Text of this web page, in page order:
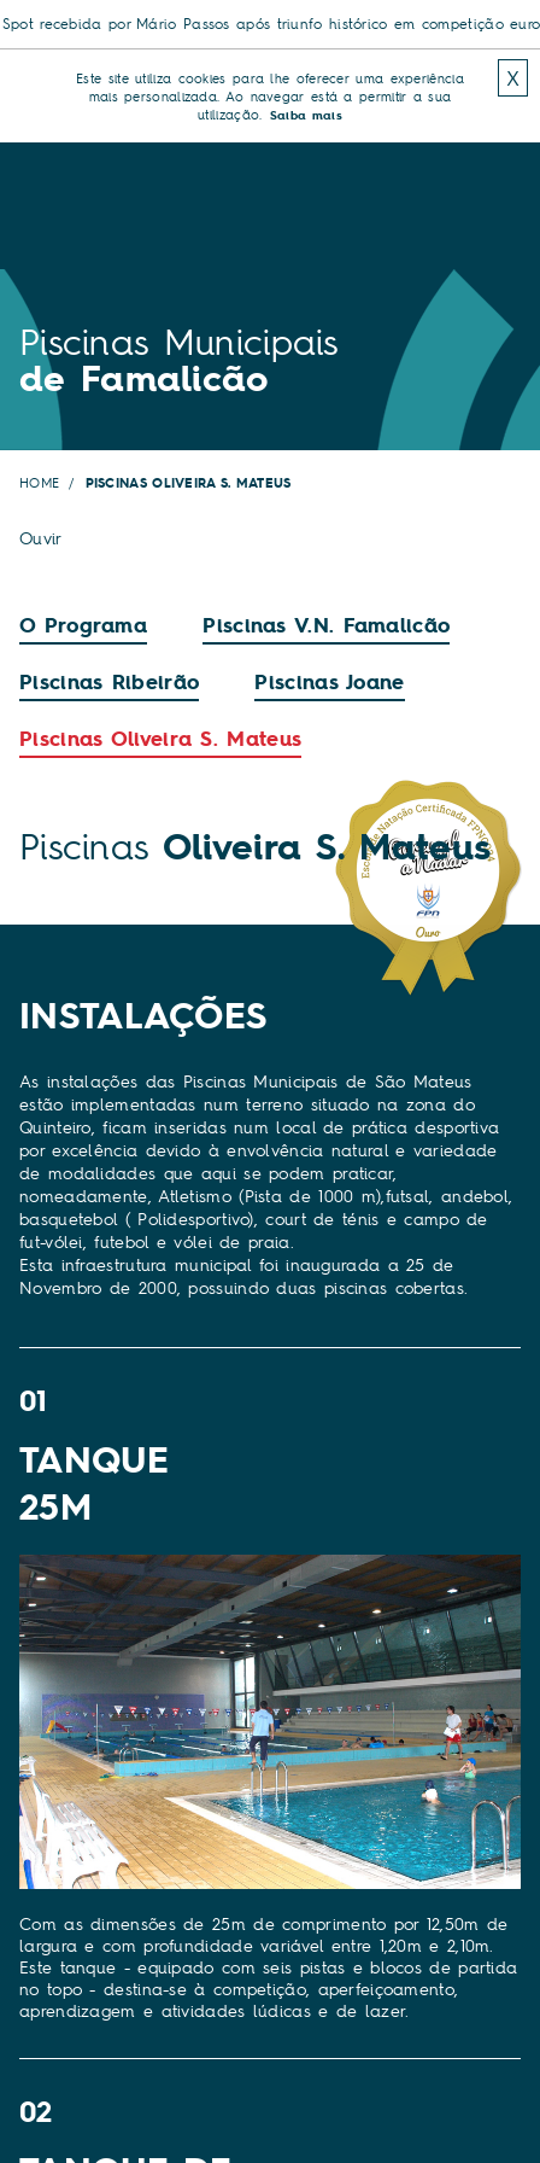
após triunfo histórico em competição europeia Novas piscinas
Este site utiliza cookies para lhe oferecer uma experiência
mais personalizada. Ao navegar está a permitir a sua
utilização. Saiba mais
X
Piscinas Municipais
de Famalicão
HOME PISCINAS OLIVEIRA S. MATEUS
Ouvir
O Programa
Piscinas V.N. Famalicão
Piscinas Ribeirão
Piscinas Joane
Piscinas Oliveira S. Mateus
Piscinas Oliveira S. Mateus
INSTALAÇÕES
As instalações das Piscinas Municipais de São Mateus
estão implementadas num terreno situado na zona do
Quinteiro, ficam inseridas num local de prática desportiva
por excelência devido à envolvência natural e variedade
de modalidades que aqui se podem praticar,
nomeadamente, Atletismo (Pista de 1000 m),futsal, andebol,
basquetebol ( Polidesportivo), court de ténis e campo de
fut-vólei, futebol e vólei de praia.
Esta infraestrutura municipal foi inaugurada a 25 de
Novembro de 2000, possuindo duas piscinas cobertas.
01
TANQUE
25M
Com as dimensões de 25m de comprimento por 12,50m de
largura e com profundidade variável entre 1,20m e 2,10m.
Este tanque - equipado com seis pistas e blocos de partida
no topo - destina-se à competição, aperfeiçoamento,
aprendizagem e atividades lúdicas e de lazer.
02